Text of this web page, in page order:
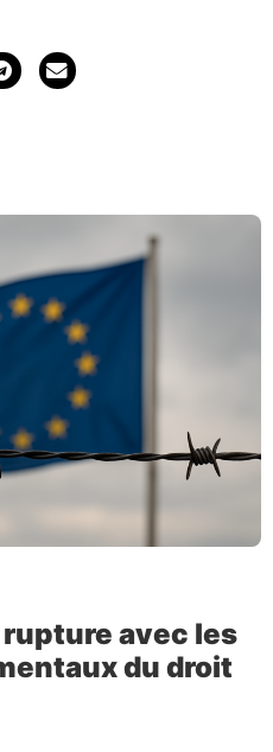
avec les
du droit